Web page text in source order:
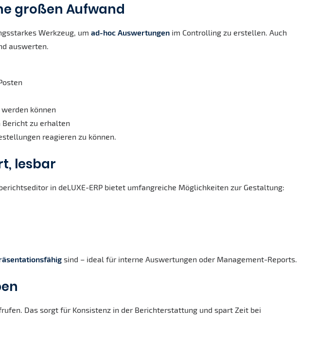
großen Aufwand
Werkzeug, um ad-hoc Auswertungen im Controlling zu erstellen. Auch
auswerten.
können
Bericht zu erhalten
reagieren zu können.
lesbar
in deLUXE-ERP bietet umfangreiche Möglichkeiten zur Gestaltung:
sind – ideal für interne Auswertungen oder Management-Reports.
Das sorgt für Konsistenz in der Berichterstattung und spart Zeit bei